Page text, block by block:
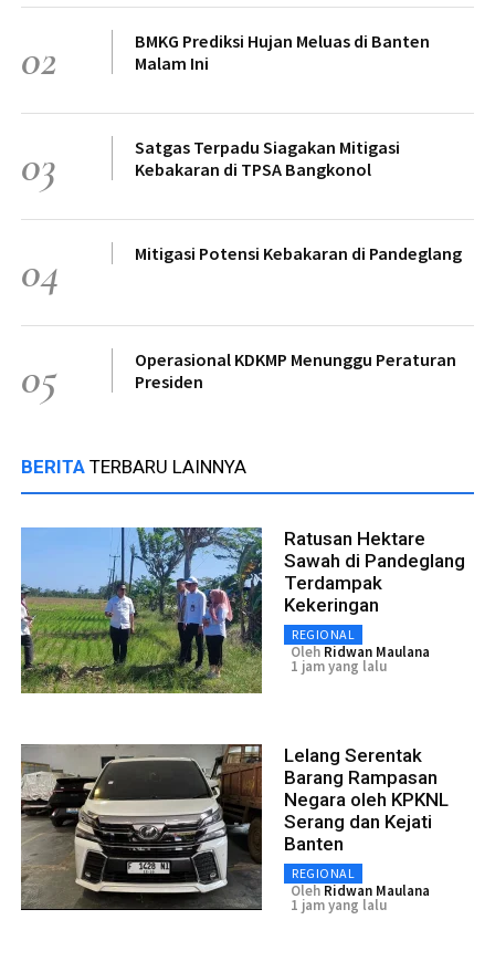
02
BMKG Prediksi Hujan Meluas di Banten
Malam Ini
03
Satgas Terpadu Siagakan Mitigasi
Kebakaran di TPSA Bangkonol
04 Mitigasi Potensi Kebakaran di Pandeglang
05
Operasional KDKMP Menunggu Peraturan
Presiden
BERITA TERBARU LAINNYA
Ratusan Hektare
Sawah di Pandeglang
Terdampak
Kekeringan
REGIONAL
Oleh Ridwan Maulana
1 jam yang lalu
Lelang Serentak
Barang Rampasan
Negara oleh KPKNL
Serang dan Kejati
Banten
REGIONAL
Oleh Ridwan Maulana
1 jam yang lalu